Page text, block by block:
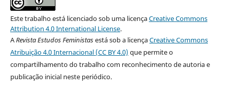
Este trabalho está licenciado sob uma licençaCreative Commons
Attribution 4.0 International License.
ARevista Estudos Feministasestá sob a licençaCreative Commons
Atribuição 4.0 Internacional (CC BY 4.0) que permite o
compartilhamento do trabalho com reconhecimento de autoria e
publicação inicial neste periódico.